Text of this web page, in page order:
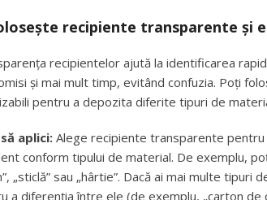
recipiente transparente și
recipientelor ajută la identificarea
și mai mult timp, evitând confuzia. Poți
pentru a depozita diferite tipuri de
aplici: Alege recipiente transparente
conform tipului de material. De exemplu,
„sticlă” sau „hârtie”. Dacă ai mai multe
a diferenția între ele (de exemplu, „carton de